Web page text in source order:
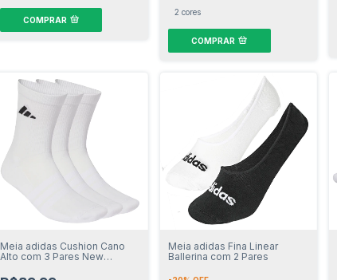
COMPRAR
2 cores
COMPRAR
Meia adidas Cushion Cano
Alto com 3 Pares New
Meia adidas Fina Linear
Ballerina com 2 Pares